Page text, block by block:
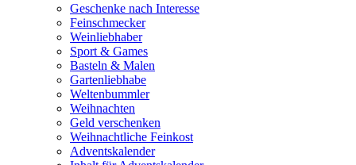
Geschenke nach Interesse
Feinschmecker
Weinliebhaber
Sport & Games
Basteln & Malen
Gartenliebhabe
Weltenbummler
Weihnachten
Geld verschenken
Weihnachtliche Feinkost
Adventskalender